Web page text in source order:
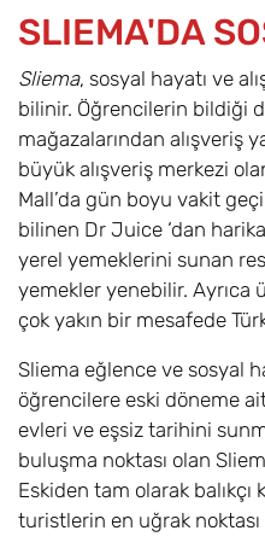
SLIEMA'DA
Sliema, sosyal hayatı ve
bilinir. Öğrencilerin bildiği
mağazalarından alışveriş
büyük alışveriş merkezi
Mall’da gün boyu vakit
bilinen Dr Juice ‘dan
yerel yemeklerini sunan
yemekler yenebilir.
çok yakın bir mesafede
Sliema eğlence ve sosyal
öğrencilere eski döneme
evleri ve eşsiz tarihini
buluşma noktası olan
Eskiden tam olarak balıkçı
turistlerin en uğrak